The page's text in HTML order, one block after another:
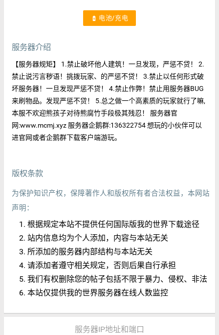
battery_charging_full 电池/充电
服务器介绍
【服务器规矩】 1.禁止破坏他人建筑！一旦发现，严惩不贷！ 2.
禁止说污言秽语！挑拨玩家、的严惩不贷！ 3.禁止以任何形式破
坏服务器！一旦发现严惩不贷！ 4.禁止作弊！禁止用服务器BUG
来刷物品。发现严惩不贷！ 5.总之做一个高素质的玩家就行了嘛,
本服不欢迎熊孩子对待熊腐竹手段极其残忍！ 服务器官
网:www.mcmj.xyz 服务器企鹅群:136322754 想玩的小伙伴可以
进官网或者企鹅群下载客户端游玩。
版权条款
为保护知识产权，保障著作人和版权所有者合法权益，本网站
声明：
根据规定本站不提供任何国际版我的世界下载途径
站内信息均为个人添加，内容与本站无关
所添加的服务器内部结构与本站无关
请添加者遵守相关规定，否则后果自行承担
我们有权删除您的帖子包括不限于暴力、侵权、非法
本站仅提供我的世界服务器在线人数监控
服务器IP地址和端口